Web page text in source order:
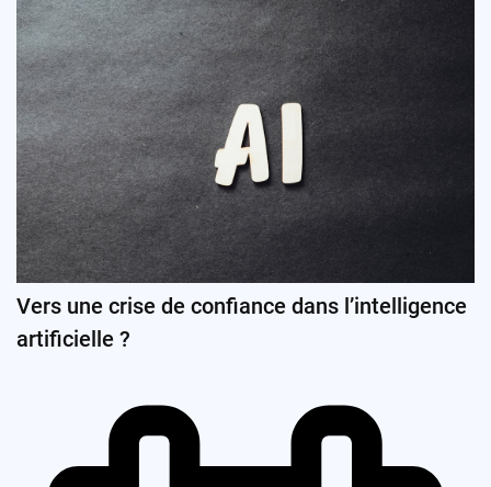
Vers une crise de confiance dans l’intelligence
artificielle ?